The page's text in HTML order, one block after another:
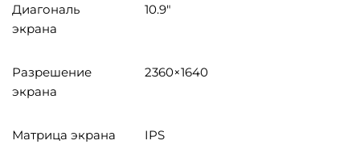
Диагональ
экрана
10.9"
Разрешение
экрана
2360×1640
Матрица экрана IPS